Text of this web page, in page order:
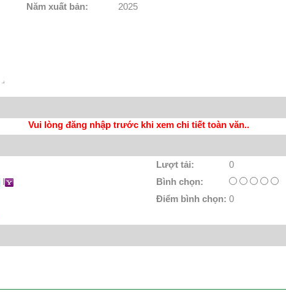
Năm xuất bản:
2025
Vui lòng đăng nhập trước khi xem chi tiết toàn văn..
Lượt tải:
0
I
Bình chọn:
Điểm bình chọn: 0